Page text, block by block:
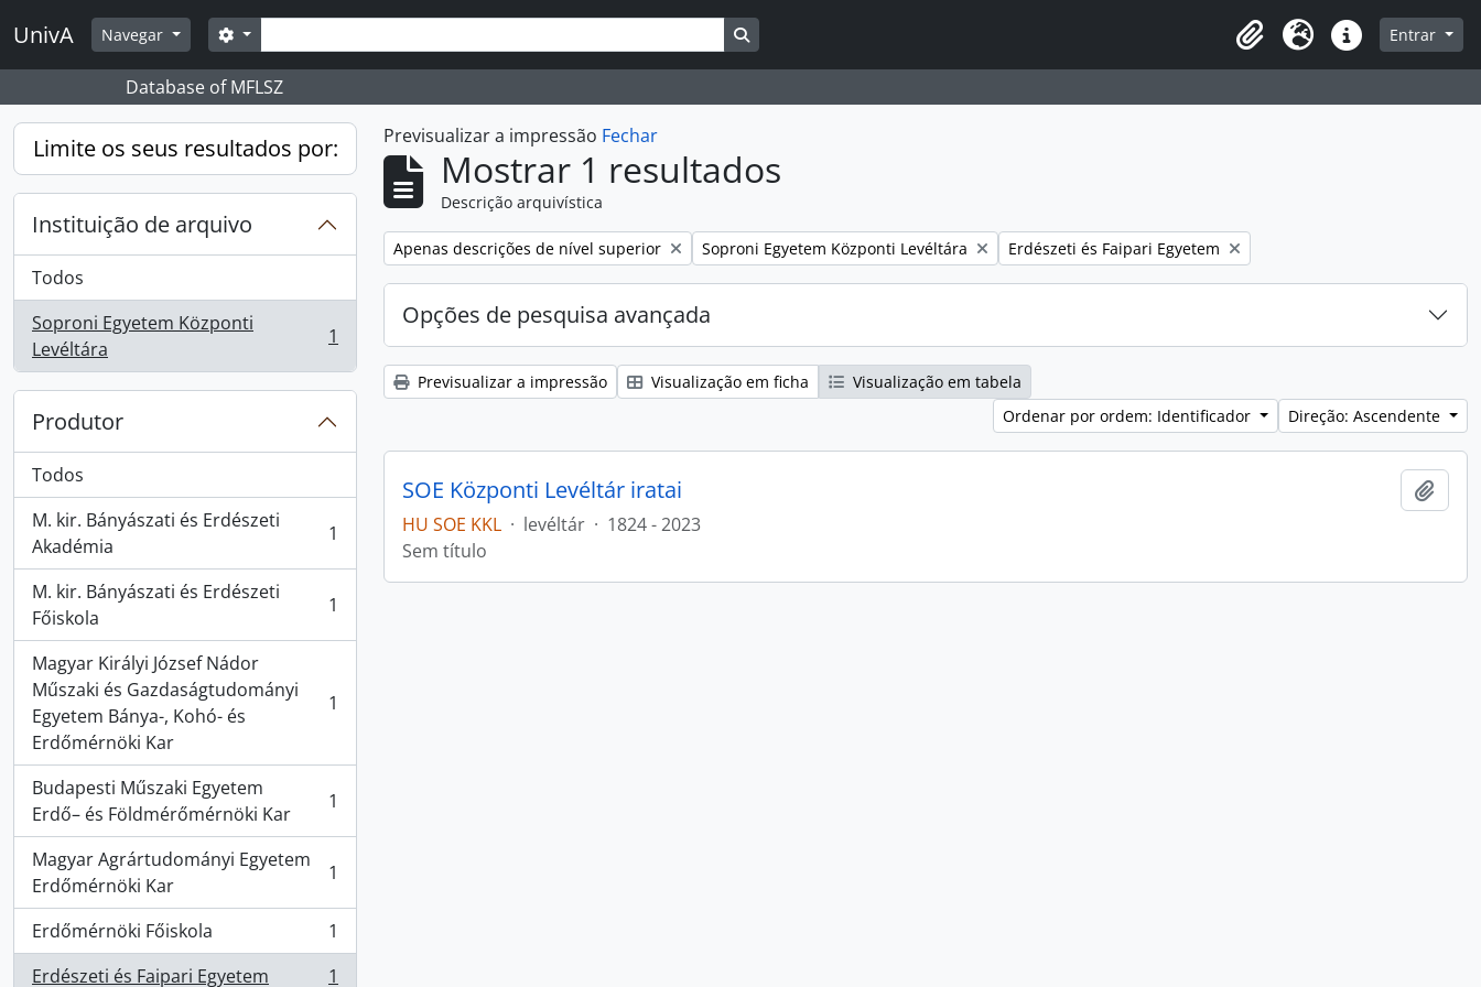
Skip to main content
UnivA Navegar Pesquisar
Opções de busca Busque na página de navegação
Área de transferência
Idioma Ligações rápidas
Entrar
Database of MFLSZ
Limite os seus resultados por:
Instituição de arquivo
Todos
Soproni Egyetem Központi
Levéltára
, 1 resultados 1
Produtor
Todos
M. kir. Bányászati és Erdészeti
Akadémia
, 1 resultados 1
M. kir. Bányászati és Erdészeti
Főiskola
, 1 resultados 1
Magyar Királyi József Nádor
Műszaki és Gazdaságtudományi
Egyetem Bánya-, Kohó- és
Erdőmérnöki Kar
, 1 resultados 1
Budapesti Műszaki Egyetem
Erdő– és Földmérőmérnöki Kar
, 1 resultados 1
Magyar Agrártudományi Egyetem
Erdőmérnöki Kar
, 1 resultados 1
Erdőmérnöki Főiskola
, 1 resultados
1
Erdészeti és Faipari Egyetem
1
Previsualizar a impressão Fechar
Mostrar 1 resultados
Descrição arquivística
Remover filtro:
Apenas descrições de nível superior Remover filtro:
Soproni Egyetem Központi Levéltára Remover filtro:
Erdészeti és Faipari Egyetem
Opções de pesquisa avançada
Previsualizar a impressão Visualização em ficha
Visualização em tabela
Ordenar por ordem: Identificador
Direção: Ascendente
SOE Központi Levéltár iratai
HU SOE KKL · levéltár · 1824 - 2023
Sem título